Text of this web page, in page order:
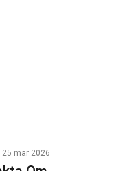
25 mar 2026